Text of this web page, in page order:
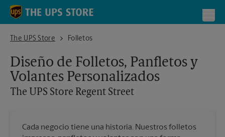
Skip to content
Return to Nav
The UPS Store
The UPS Store Regent Street
Folletos
Diseño de Folletos, Panfletos y
Volantes Personalizados
The UPS Store Regent Street
Cada negocio tiene una historia. Nuestros folletos